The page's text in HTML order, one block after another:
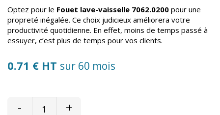
Optez pour le Fouet lave-vaisselle 7062.0200 pour une
propreté inégalée. Ce choix judicieux améliorera votre
productivité quotidienne. En effet, moins de temps passé à
essuyer, c’est plus de temps pour vos clients.
0.71 € HT sur 60 mois
- +